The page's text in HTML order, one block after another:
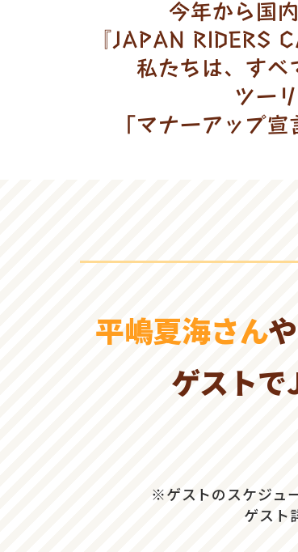
今年から国
『JAPAN RIDERS
私たちは、すべ
ツー
「マナーアップ
平嶋夏海さんや
ゲストで
※ゲストのスケジュ
ゲスト